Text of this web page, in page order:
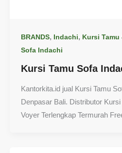
BRANDS, Indachi, Kursi Tamu
Sofa Indachi
Kursi Tamu Sofa
Kantorkita.id jual Kursi Tamu
Denpasar Bali. Distributor
Voyer Terlengkap Termurah